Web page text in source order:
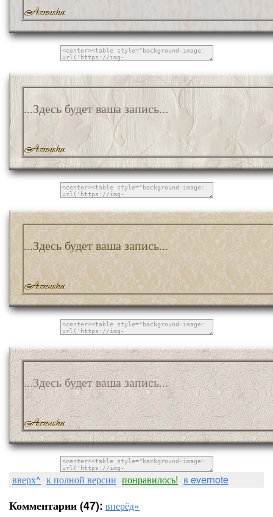
...Здесь будет ваша запись...
...Здесь будет ваша запись...
...Здесь будет ваша запись...
вверх^ к полной версии понравилось! в evernote
Комментарии (47): вперёд»